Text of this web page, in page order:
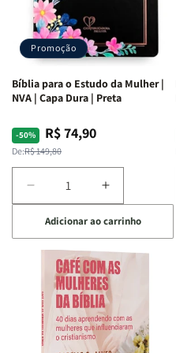
Promoção
Bíblia para o Estudo da Mulher |
NVA | Capa Dura | Preta
-50%
Preço
normal
De:R$ 149,80
Preço
promocional
R$ 74,90
Diminuir
a
quantidade
de
Bíblia
para
Estudo
da
Mulher
Aumentar
a
quantidade
de
Bíblia
para
o
Estudo
da
Mulher
Adicionar ao carrinho